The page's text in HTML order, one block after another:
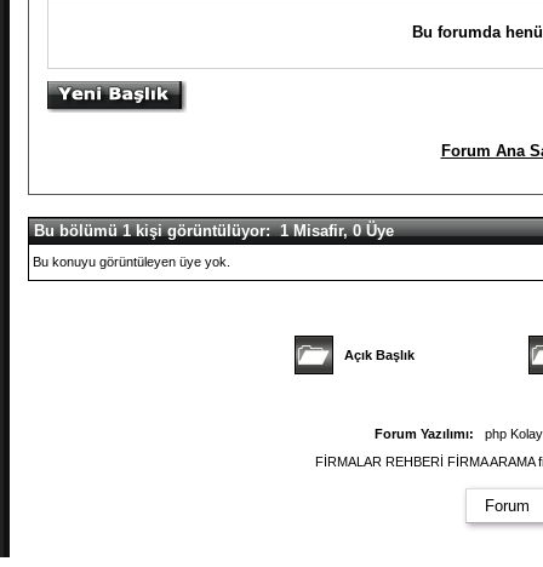
Bu forumda
Forum Ana
Bu bölümü 1 kişi görüntülüyor: 1 Misafir, 0 Üye
Bu konuyu görüntüleyen üye yok.
Açık Başlık
Forum Yazılımı:
php
FİRMALAR REHBERİ FİRMA
Forum